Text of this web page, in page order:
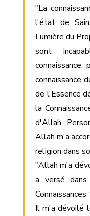
"La
l'état de
Lumière du
sont
connaissance
de l'Essence
la
d'Allah.
Allah m'a
religion dans
"Allah m'a
a versé
Il m'a dévoilé